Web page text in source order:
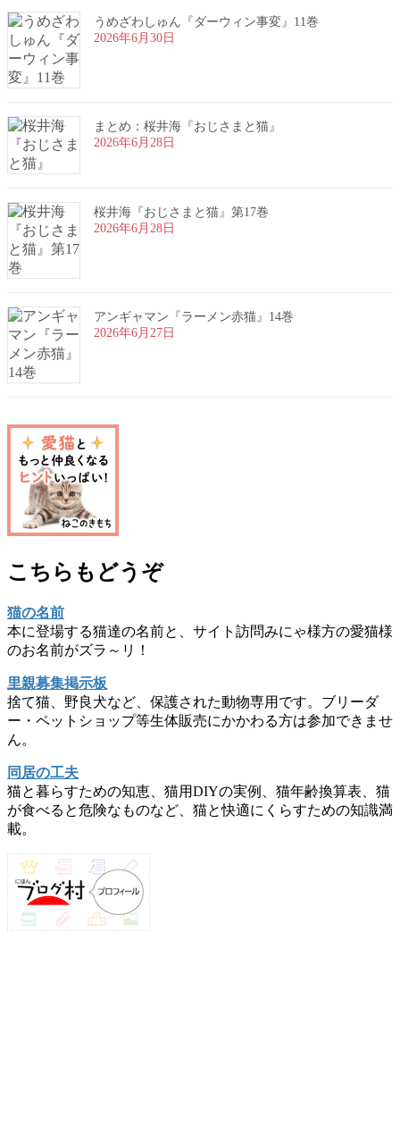
うめざわしゅん『ダーウィン事変』11巻
2026年6月30日
まとめ：桜井海『おじさまと猫』
2026年6月28日
桜井海『おじさまと猫』第17巻
2026年6月28日
アンギャマン『ラーメン赤猫』14巻
2026年6月27日
こちらもどうぞ
猫の名前
本に登場する猫達の名前と、サイト訪問みにゃ様方の愛猫様
のお名前がズラ～リ！
里親募集掲示板
捨て猫、野良犬など、保護された動物専用です。ブリーダ
ー・ペットショップ等生体販売にかかわる方は参加できませ
ん。
同居の工夫
猫と暮らすための知恵、猫用DIYの実例、猫年齢換算表、猫
が食べると危険なものなど、猫と快適にくらすための知識満
載。